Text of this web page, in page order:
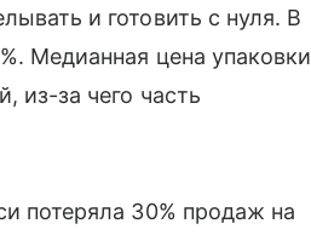
и готовить с нуля. В
Медианная цена упаковки
из-за чего часть
потеряла 30% продаж на